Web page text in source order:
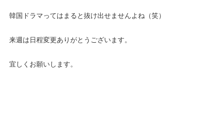
韓国ドラマってはまると抜け出せませんよね（笑）
来週は日程変更ありがとうございます。
宜しくお願いします。